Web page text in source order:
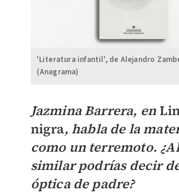
'Literatura infantil', de Alejandro
(Anagrama)
Jazmina Barrera, en
nigra, habla de la
como un terremoto.
similar podrías decir
óptica de padre?